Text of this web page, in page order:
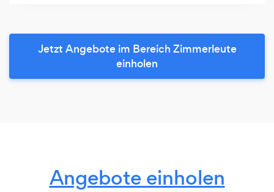
Jetzt Angebote im Bereich Zimmerleute
einholen
Angebote einholen